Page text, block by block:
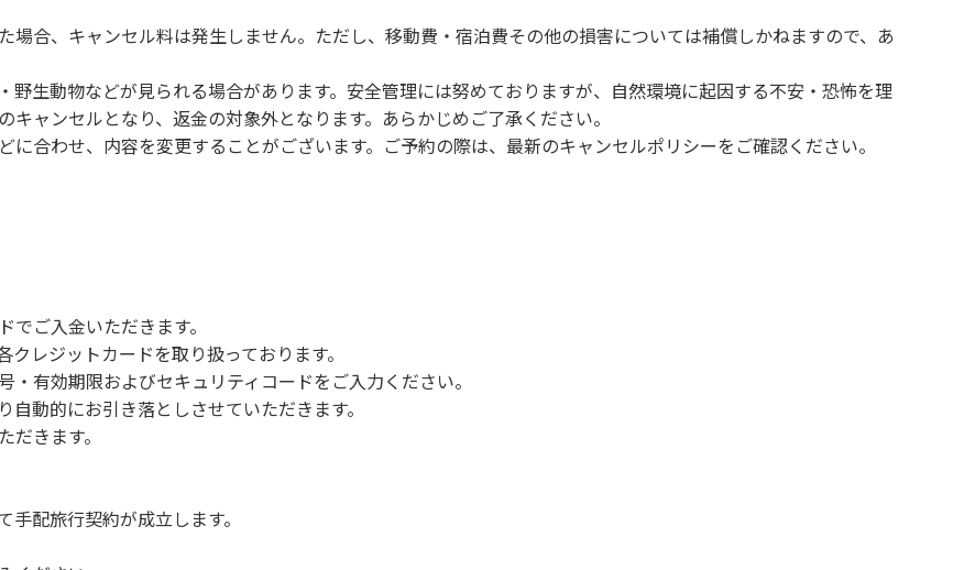
合、キャンセル料は発生しません。ただし、移動費・宿泊費その他の損害については補償しかねますので、あ
生動物などが見られる場合があります。安全管理には努めておりますが、自然環境に起因する不安・恐怖を理
ャンセルとなり、返金の対象外となります。あらかじめご了承ください。
合わせ、内容を変更することがございます。ご予約の際は、最新のキャンセルポリシーをご確認ください。
ご入金いただきます。
クレジットカードを取り扱っております。
有効期限およびセキュリティコードをご入力ください。
動的にお引き落としさせていただきます。
きます。
配旅行契約が成立します。